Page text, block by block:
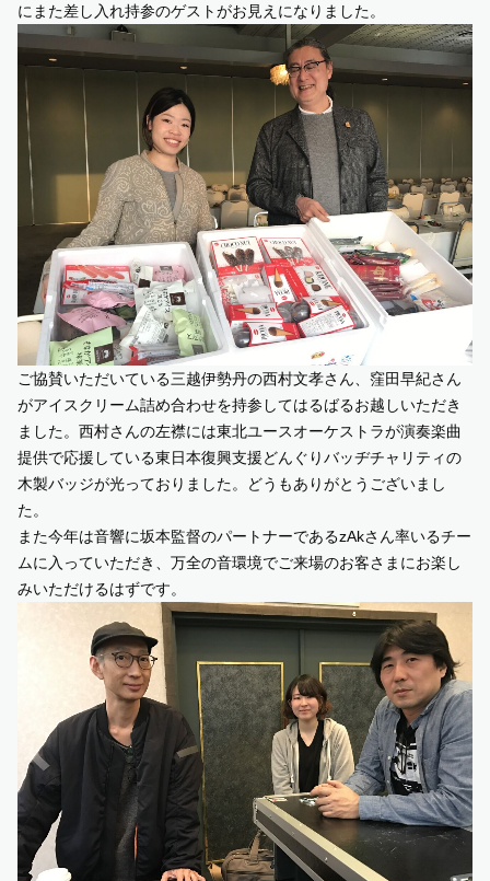
にまた差し入れ持参のゲストがお見えになりました。
ご協賛いただいている三越伊勢丹の西村文孝さん、窪田早紀さん
がアイスクリーム詰め合わせを持参してはるばるお越しいただき
ました。西村さんの左襟には東北ユースオーケストラが演奏楽曲
提供で応援している東日本復興支援どんぐりバッヂチャリティの
木製バッジが光っておりました。どうもありがとうございまし
た。
また今年は音響に坂本監督のパートナーであるzAkさん率いるチー
ムに入っていただき、万全の音環境でご来場のお客さまにお楽し
みいただけるはずです。